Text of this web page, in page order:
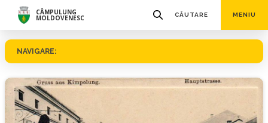
CÂMPULUNG
MOLDOVENESC CĂUTARE MENIU
NAVIGARE: